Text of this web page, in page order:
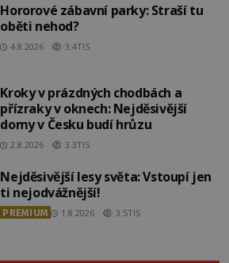
Hororové zábavní parky: Straší tu
oběti nehod?
4.8.2026 3.4TIS
Kroky v prázdných chodbách a
přízraky v oknech: Nejděsivější
domy v Česku budí hrůzu
2.8.2026 3.3TIS
Nejděsivější lesy světa: Vstoupí jen
ti nejodvážnější!
PREMIUM 1.8.2026 3.5TIS